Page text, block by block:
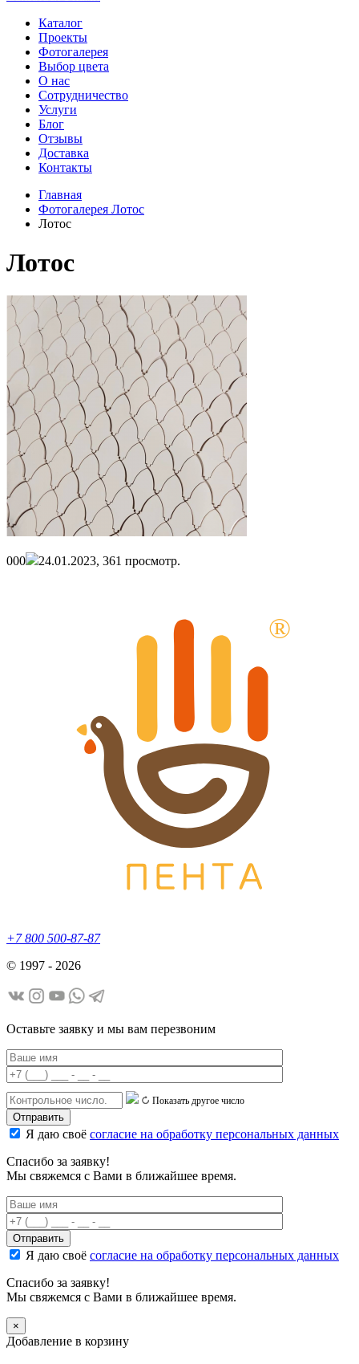
Каталог
Проекты
Фотогалерея
Выбор цвета
О нас
Сотрудничество
Услуги
Блог
Отзывы
Доставка
Контакты
Главная
Фотогалерея Лотос
Лотос
Лотос
000 24.01.2023, 361 просмотр.
+7 800 500-87-87
© 1997 - 2026
Оставьте заявку и мы вам перезвоним
Показать другое число
Я даю своё согласие на обработку персональных данных
Спасибо за заявку!
Мы свяжемся с Вами в ближайшее время.
Я даю своё согласие на обработку персональных данных
Спасибо за заявку!
Мы свяжемся с Вами в ближайшее время.
×
Добавление в корзину